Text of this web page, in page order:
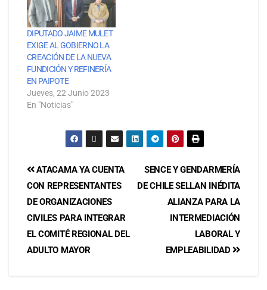
DIPUTADO JAIME MULET
EXIGE AL GOBIERNO LA
CREACIÓN DE LA NUEVA
FUNDICIÓN Y REFINERÍA
EN PAIPOTE
Jueves, 22 Junio 2023
En "Noticias"
SENCE Y GENDARMERÍA
DE CHILE SELLAN INÉDITA
ALIANZA PARA LA
INTERMEDIACIÓN
LABORAL Y
EMPLEABILIDAD
ATACAMA YA CUENTA
CON REPRESENTANTES
DE ORGANIZACIONES
CIVILES PARA INTEGRAR
EL COMITÉ REGIONAL DEL
ADULTO MAYOR